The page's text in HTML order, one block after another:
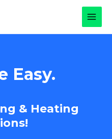
Easy.
& Heating